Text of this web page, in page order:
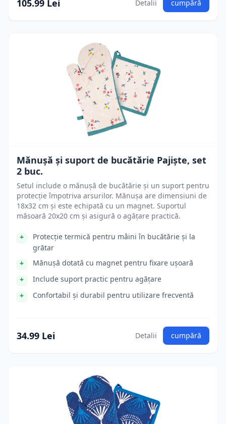
105.99 Lei Detalii cumpără
Mănușă și suport de bucătărie Pajiște, set
2 buc.
Setul include o mănușă de bucătărie și un suport pentru
protecție împotriva arsurilor. Mănușa are dimensiuni de
18x32 cm și este echipată cu un magnet. Suportul
măsoară 20x20 cm și asigură o agățare practică.
Protecție termică pentru mâini în bucătărie și la
grătar
Mănușă dotată cu magnet pentru fixare ușoară
Include suport practic pentru agățare
Confortabil și durabil pentru utilizare frecventă
34.99 Lei Detalii cumpără